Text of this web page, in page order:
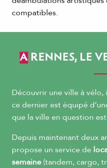
compatibles.
A RENNES, LE
Découvrir une ville à vélo,
ce dernier est équipé
que la ville en question
Depuis maintenant deux
propose un service de
semaine (tandem, cargo,